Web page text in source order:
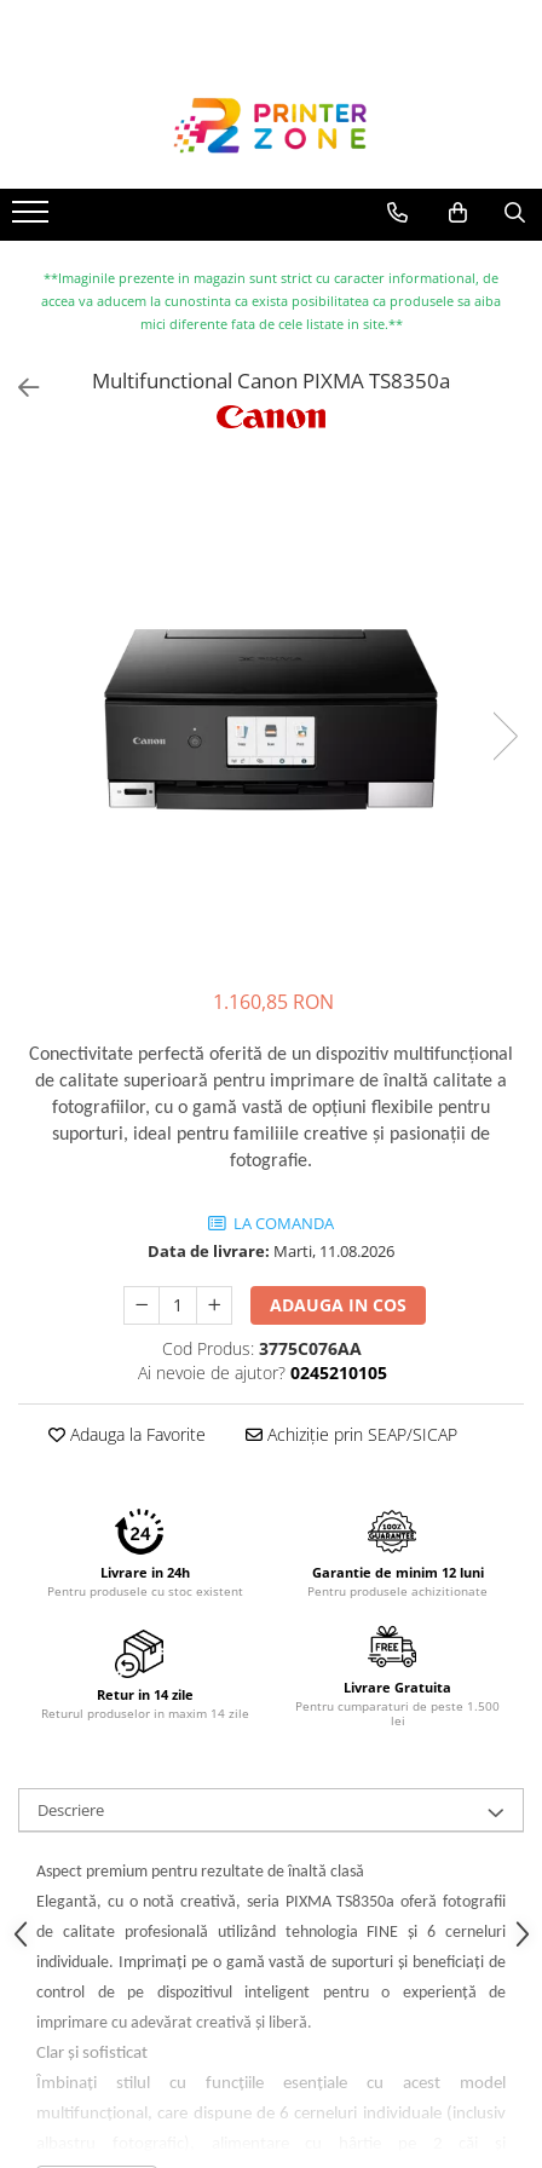
Imprimante cu jet
Multifunctionale laser
Multifunctionale cu jet
Imprimante etichete
Scanere
Capete imprimare
Cartuse inkjet si cerneala
Printare 3D
Imprimante 3D
Accesorii imprimante 3D
Laptopuri / notebookuri
Laptopuri gaming
Mini PC AI
Desktop PC
PC Office
Workstation
All-in-One PC
Monitoare
Monitoare LED
Componente
Placi video
Procesoare
Placi de baza
Memorii RAM
SSD-uri interne
Hard disk-uri interne
**Imaginile prezente in magazin sunt strict cu caracter informational, de
accea va aducem la cunostinta ca exista posibilitatea ca produsele sa aiba
mici diferente fata de cele listate in site.**
Multifunctional Canon PIXMA TS8350a
1.160,85 RON
Conectivitate perfectă oferită de un dispozitiv multifuncţional
de calitate superioară pentru imprimare de înaltă calitate a
fotografiilor, cu o gamă vastă de opţiuni flexibile pentru
suporturi, ideal pentru familiile creative şi pasionaţii de
fotografie.
LA COMANDA
Data de livrare: Marti, 11.08.2026
ADAUGA IN COS
Cod Produs: 3775C076AA
Ai nevoie de ajutor? 0245210105
Adauga la Favorite Achiziție prin SEAP/SICAP
Livrare in 24h
Pentru produsele cu stoc existent
Garantie de minim 12 luni
Pentru produsele achizitionate
Retur in 14 zile
Returul produselor in maxim 14 zile
Livrare Gratuita
Pentru cumparaturi de peste 1.500
lei
Descriere
Aspect premium pentru rezultate de înaltă clasă
Elegantă, cu o notă creativă, seria PIXMA TS8350a oferă fotografii
de calitate profesională utilizând tehnologia FINE şi 6 cerneluri
individuale. Imprimaţi pe o gamă vastă de suporturi şi beneficiaţi de
control de pe dispozitivul inteligent pentru o experienţă de
imprimare cu adevărat creativă şi liberă.
Clar şi sofisticat
Îmbinaţi stilul cu funcţiile esenţiale cu acest model
multifuncţional, care dispune de 6 cerneluri individuale (inclusiv